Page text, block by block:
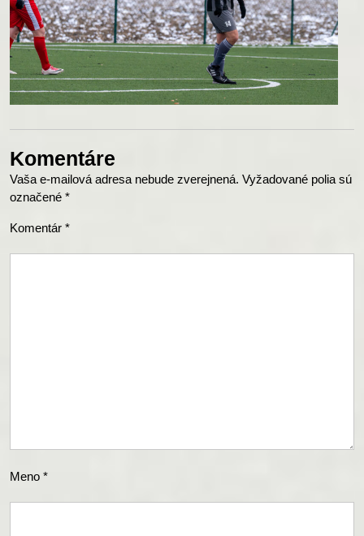
Komentáre
Vaša e-mailová adresa nebude zverejnená. Vyžadované polia sú
označené *
Komentár *
Meno *